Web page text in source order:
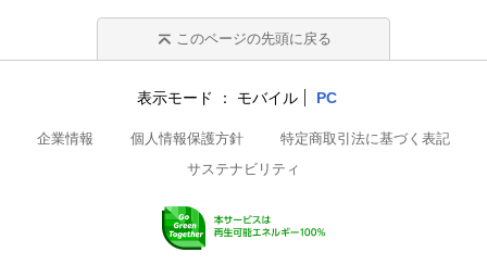
このページの先頭に戻る
表示モード モバイル PC
企業情報 個人情報保護方針
特定商取引法に基づく表記
サステナビリティ